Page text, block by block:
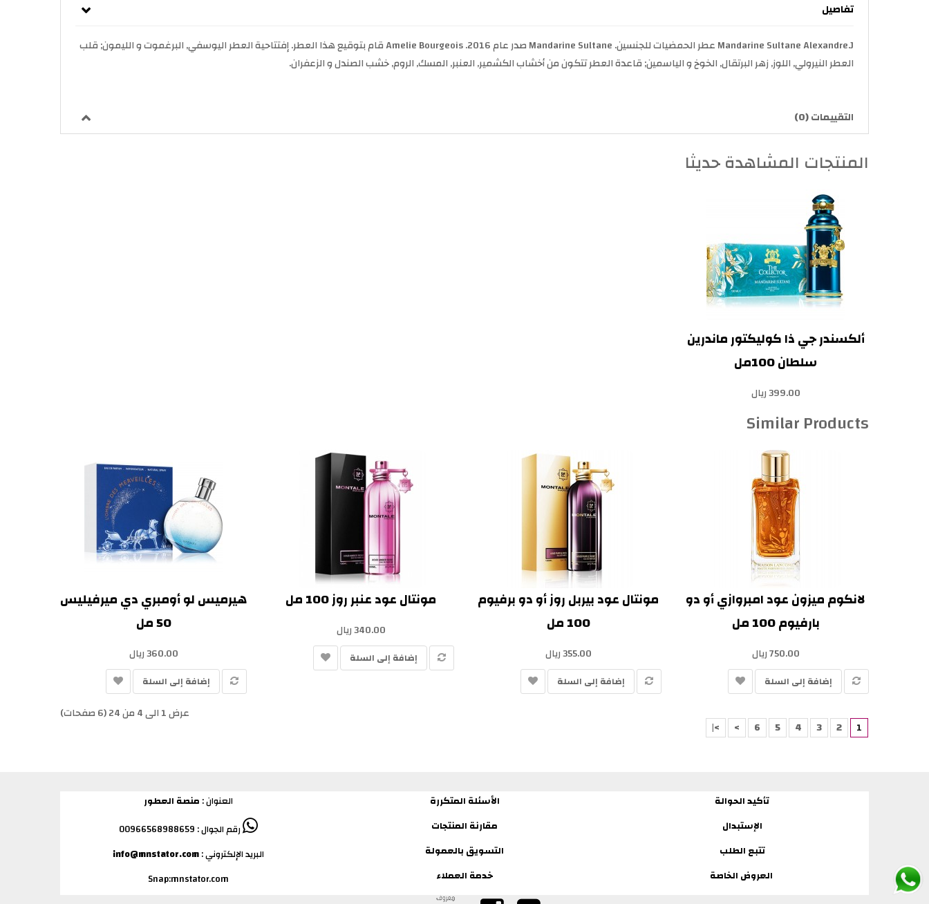
تفاصيل
Mandarine Sultane Alexandre.J عطر الحمضيات للجنسين. Mandarine Sultane صدر عام 2016. Amelie Bourgeois قام بتوقيع هذا العطر. إفتتاحية العطر اليوسفي, البرغموت و الليمون; قلب
العطر النيرولي, اللوز, زهر البرتقال, الخوخ و الياسمين; قاعدة العطر تتكون من أخشاب الكشمير, العنبر, المسك, الروم, خشب الصندل و الزعفران.
التقييمات (0)
المنتجات المشاهدة حديثا
ألكسندر جي ذا كوليكتور ماندرين
سلطان 100مل
399.00 ريال
Similar Products
لانكوم ميزون عود امبروازي أو دو
بارفيوم 100 مل
750.00 ريال
إضافة إلى السلة
مونتال عود بيربل روز أو دو برفيوم
100 مل
355.00 ريال
إضافة إلى السلة
مونتال عود عنبر روز 100 مل
340.00 ريال
إضافة إلى السلة
هيرميس لو أومبري دي ميرفيليس
50 مل
360.00 ريال
إضافة إلى السلة
1
2
3
4
5
6
>
>|
عرض 1 الى 4 من 24 (6 صفحات)
تأكيد الحوالة
الإستبدال
تتبع الطلب
العروض الخاصة
الأسئلة المتكررة
مقارنة المنتجات
التسويق بالعمولة
خدمة العملاء
العنوان : منصة العطور
رقم الجوال : 00966568988659
البريد الإلكتروني :info@mnstator.com
Snap:mnstator.com